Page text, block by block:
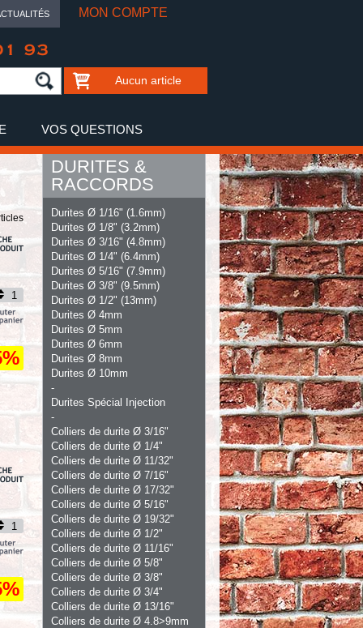
MON COMPTE
93
Aucun article
VOS QUESTIONS
DURITES &
RACCORDS
Durites Ø 1/16" (1.6mm)
Durites Ø 1/8" (3.2mm)
Durites Ø 3/16" (4.8mm)
Durites Ø 1/4" (6.4mm)
Durites Ø 5/16" (7.9mm)
Durites Ø 3/8" (9.5mm)
Durites Ø 1/2" (13mm)
Durites Ø 4mm
Durites Ø 5mm
Durites Ø 6mm
Durites Ø 8mm
Durites Ø 10mm
-
Durites Spécial Injection
-
Colliers de durite Ø 3/16"
Colliers de durite Ø 1/4"
Colliers de durite Ø 11/32"
Colliers de durite Ø 7/16"
Colliers de durite Ø 17/32"
Colliers de durite Ø 5/16"
Colliers de durite Ø 19/32"
Colliers de durite Ø 1/2"
Colliers de durite Ø 11/16"
Colliers de durite Ø 5/8"
Colliers de durite Ø 3/8"
Colliers de durite Ø 3/4"
Colliers de durite Ø 13/16"
Colliers de durite Ø 4.8>9mm